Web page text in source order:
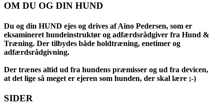
OM DU OG DIN HUND
Du og din HUND ejes og drives af Aino Pedersen, som er
eksamineret hundeinstruktør og adfærdsrådgiver fra Hund &
Træning. Der tilbydes både holdtræning, enetimer og
adfærdsrådgivning.
Der trænes altid ud fra hundens præmisser og ud fra devicen,
at det lige så meget er ejeren som hunden, der skal lære ;-)
SIDER